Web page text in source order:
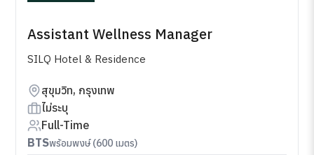
Assistant Wellness Manager
SILQ Hotel & Residence
สุขุมวิท, กรุงเทพ
ไม่ระบุ
Full-Time
BTSพร้อมพงษ์ (600 เมตร)